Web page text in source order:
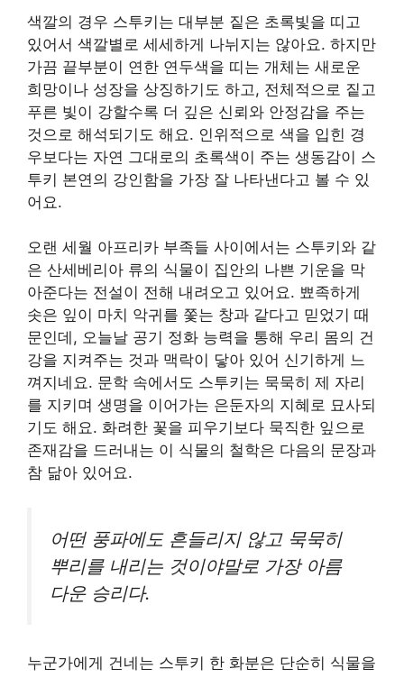
색깔의 경우 스투키는 대부분 짙은 초록빛을 띠고
있어서 색깔별로 세세하게 나뉘지는 않아요. 하지만
가끔 끝부분이 연한 연두색을 띠는 개체는 새로운
희망이나 성장을 상징하기도 하고, 전체적으로 짙고
푸른 빛이 강할수록 더 깊은 신뢰와 안정감을 주는
것으로 해석되기도 해요. 인위적으로 색을 입힌 경
우보다는 자연 그대로의 초록색이 주는 생동감이 스
투키 본연의 강인함을 가장 잘 나타낸다고 볼 수 있
어요.
오랜 세월 아프리카 부족들 사이에서는 스투키와 같
은 산세베리아 류의 식물이 집안의 나쁜 기운을 막
아준다는 전설이 전해 내려오고 있어요. 뾰족하게
솟은 잎이 마치 악귀를 쫓는 창과 같다고 믿었기 때
문인데, 오늘날 공기 정화 능력을 통해 우리 몸의 건
강을 지켜주는 것과 맥락이 닿아 있어 신기하게 느
껴지네요. 문학 속에서도 스투키는 묵묵히 제 자리
를 지키며 생명을 이어가는 은둔자의 지혜로 묘사되
기도 해요. 화려한 꽃을 피우기보다 묵직한 잎으로
존재감을 드러내는 이 식물의 철학은 다음의 문장과
참 닮아 있어요.
어떤 풍파에도 흔들리지 않고 묵묵히
뿌리를 내리는 것이야말로 가장 아름
다운 승리다.
누군가에게 건네는 스투키 한 화분은 단순히 식물을